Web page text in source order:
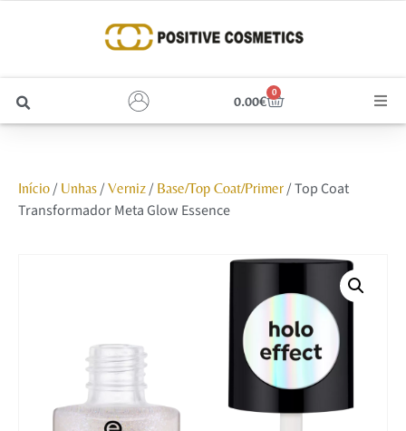
0.00€
0
Unhas
Maquilhagem
Início/ Unhas/ Verniz/ Base/Top Coat/Primer/ Top Coat
Transformador Meta Glow Essence